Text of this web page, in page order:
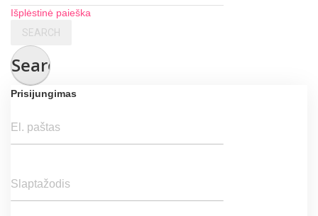
Išplėstinė paieška
SEARCH
Search
Prisijungimas
El. paštas
Slaptažodis